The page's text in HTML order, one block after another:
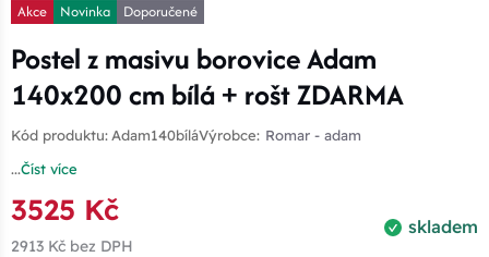
Akce Novinka Doporučené
Postel z masivu borovice Adam
140x200 cm bílá + rošt ZDARMA
Kód produktu: Adam140bíláVýrobce: Romar - adam
...Číst více
skladem
3525 Kč
2913 Kč bez DPH